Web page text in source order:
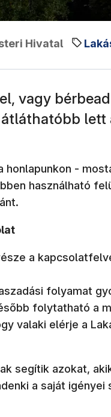
Hivatal
vagy
lett
honlapunkon -
használható
a
folyamat
folytatható a
valaki elérje a
segítik azokat,
a saját